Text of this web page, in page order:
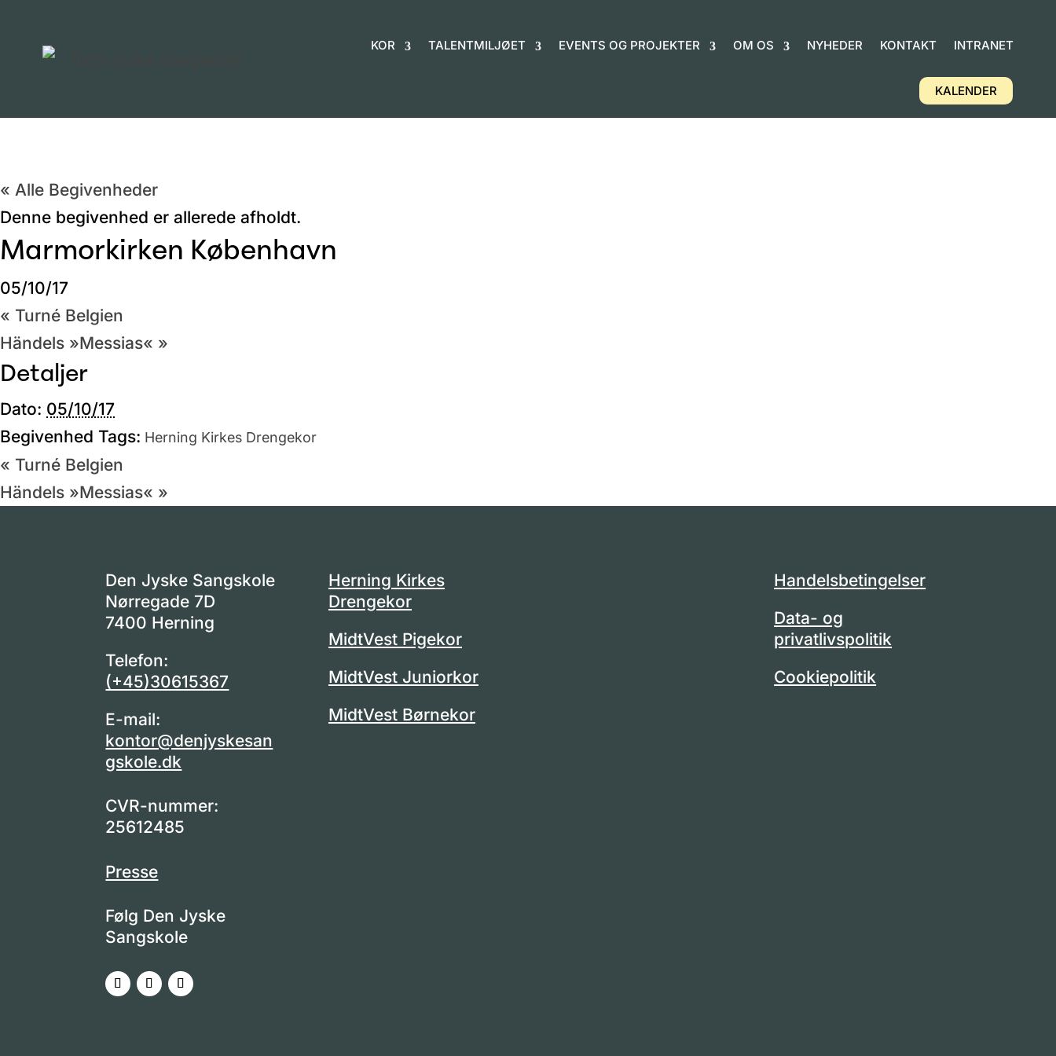
KOR TALENTMILJØET EVENTS OG PROJEKTER OM OS NYHEDER KONTAKT INTRANET
KALENDER
« Alle Begivenheder
Denne begivenhed er allerede afholdt.
Marmorkirken København
05/10/17
« Turné Belgien
Händels »Messias« »
Detaljer
Dato: 05/10/17
Begivenhed Tags: Herning Kirkes Drengekor
« Turné Belgien
Händels »Messias« »
Den Jyske Sangskole
Nørregade 7D
7400 Herning
Telefon:
(+45)30615367
E-mail:
kontor@denjyskesan
gskole.dk
CVR-nummer:
25612485
Presse
Følg Den Jyske
Sangskole
Herning Kirkes
Drengekor
MidtVest Pigekor
MidtVest Juniorkor
MidtVest Børnekor
Handelsbetingelser
Data- og
privatlivspolitik
Cookiepolitik